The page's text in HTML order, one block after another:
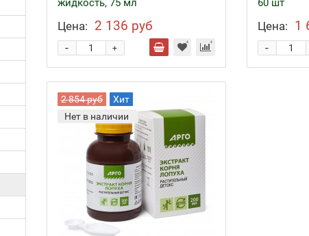
жидкость, 75 мл
Цена: 2 136 руб
+
-
60 шт
Цена: 1
-
2 854 руб
Хит
Нет в наличии